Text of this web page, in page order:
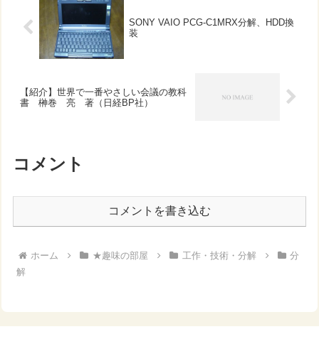
SONY VAIO PCG-C1MRX分解、HDD換
装
【紹介】世界で一番やさしい会議の教科
書 榊巻 亮 著（日経BP社）
コメント
コメントを書き込む
ホーム ★趣味の部屋 工作・技術・分解
分
解